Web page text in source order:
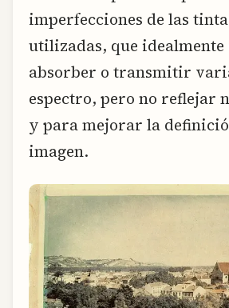
imperfecciones de las
utilizadas, que
absorber o transmitir
espectro, pero no reflejar
y para mejorar la
imagen.